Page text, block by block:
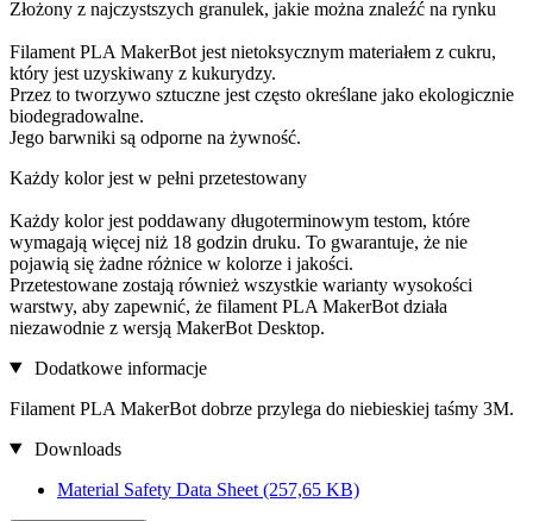
Złożony z najczystszych granulek, jakie można znaleźć na rynku
Filament PLA MakerBot jest nietoksycznym materiałem z cukru,
który jest uzyskiwany z kukurydzy.
Przez to tworzywo sztuczne jest często określane jako ekologicznie
biodegradowalne.
Jego barwniki są odporne na żywność.
Każdy kolor jest w pełni przetestowany
Każdy kolor jest poddawany długoterminowym testom, które
wymagają więcej niż 18 godzin druku. To gwarantuje, że nie
pojawią się żadne różnice w kolorze i jakości.
Przetestowane zostają również wszystkie warianty wysokości
warstwy, aby zapewnić, że filament PLA MakerBot działa
niezawodnie z wersją MakerBot Desktop.
Dodatkowe informacje
Filament PLA MakerBot dobrze przylega do niebieskiej taśmy 3M.
Downloads
Material Safety Data Sheet (257,65 KB)